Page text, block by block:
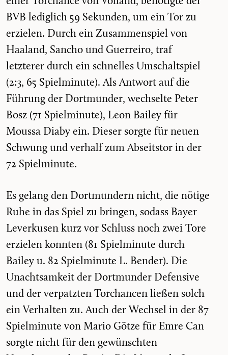
BVB lediglich 59 Sekunden, um ein Tor zu
erzielen. Durch ein Zusammenspiel von
Haaland, Sancho und Guerreiro, traf
letzterer durch ein schnelles Umschaltspiel
(2:3, 65 Spielminute). Als Antwort auf die
Führung der Dortmunder, wechselte Peter
Bosz (71 Spielminute), Leon Bailey für
Moussa Diaby ein. Dieser sorgte für neuen
Schwung und verhalf zum Abseitstor in der
72 Spielminute.
Es gelang den Dortmundern nicht, die nötige
Ruhe in das Spiel zu bringen, sodass Bayer
Leverkusen kurz vor Schluss noch zwei Tore
erzielen konnten (81 Spielminute durch
Bailey u. 82 Spielminute L. Bender). Die
Unachtsamkeit der Dortmunder Defensive
und der verpatzten Torchancen ließen solch
ein Verhalten zu. Auch der Wechsel in der 87
Spielminute von Mario Götze für Emre Can
sorgte nicht für den gewünschten